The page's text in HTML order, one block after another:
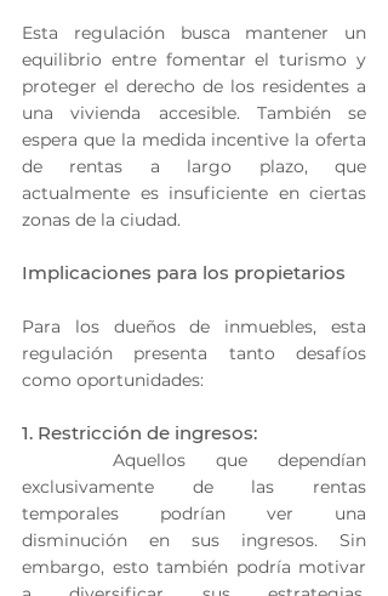
Esta regulación busca mantener un
equilibrio entre fomentar el turismo y
proteger el derecho de los residentes a
una vivienda accesible. También se
espera que la medida incentive la oferta
de rentas a largo plazo, que
actualmente es insuficiente en ciertas
zonas de la ciudad.
Implicaciones para los propietarios
Para los dueños de inmuebles, esta
regulación presenta tanto desafíos
como oportunidades:
1. Restricción de ingresos:
exclusivamente de las rentas
temporales podrían ver una
disminución en sus ingresos. Sin
embargo, esto también podría motivar